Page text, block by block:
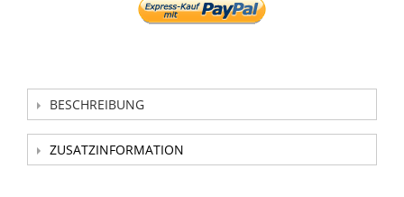
BESCHREIBUNG
ZUSATZINFORMATION